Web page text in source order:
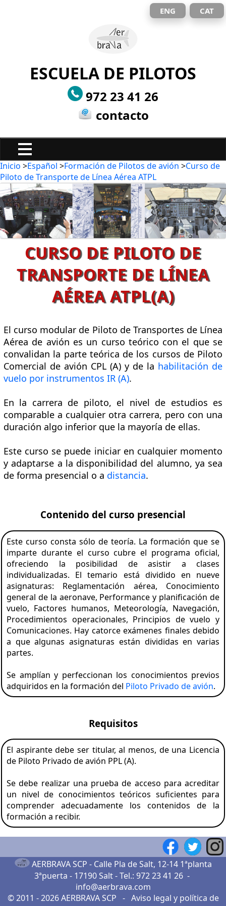
ENG CAT
ESCUELA DE PILOTOS
972 23 41 26
contacto
Inicio >Español >Formación de Pilotos de avión >Curso de
Piloto de Transporte de Línea Aérea ATPL
CURSO DE PILOTO DE
TRANSPORTE DE LÍNEA
AÉREA ATPL(A)
El curso modular de Piloto de Transportes de Línea
Aérea de avión es un curso teórico con el que se
convalidan la parte teórica de los cursos de Piloto
Comercial de avión CPL (A) y de la habilitación de
vuelo por instrumentos IR (A).
En la carrera de piloto, el nivel de estudios es
comparable a cualquier otra carrera, pero con una
duración algo inferior que la mayoría de ellas.
Este curso se puede iniciar en cualquier momento
y adaptarse a la disponibilidad del alumno, ya sea
de forma presencial o a distancia.
Contenido del curso presencial
Este curso consta sólo de teoría. La formación que se
imparte durante el curso cubre el programa oficial,
ofreciendo la posibilidad de asistir a clases
individualizadas. El temario está dividido en nueve
asignaturas: Reglamentación aérea, Conocimiento
general de la aeronave, Performance y planificación de
vuelo, Factores humanos, Meteorología, Navegación,
Procedimientos operacionales, Principios de vuelo y
Comunicaciones. Hay catorce exámenes finales debido
a que algunas asignaturas están divididas en varias
partes.
Se amplían y perfeccionan los conocimientos previos
adquiridos en la formación del Piloto Privado de avión.
Requisitos
El aspirante debe ser titular, al menos, de una Licencia
de Piloto Privado de avión PPL (A).
Se debe realizar una prueba de acceso para acreditar
un nivel de conocimientos teóricos suficientes para
comprender adecuadamente los contenidos de la
formación a recibir.
AERBRAVA SCP - Calle Pla de Salt, 12-14 1ªplanta
3ªpuerta - 17190 Salt- Tel.: 972 23 41 26 -
info@aerbrava.com
© 2011 - 2026AERBRAVA SCP - Aviso legal y política de